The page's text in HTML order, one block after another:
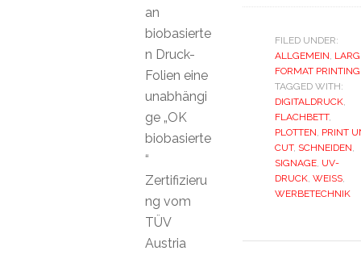
FILED UNDER:
ALLGEMEIN,
FORMAT PRINTING
TAGGED WITH:
DIGITALDRUCK,
FLACHBETT,
PLOTTEN, PRINT
CUT, SCHNEIDEN,
SIGNAGE, UV-
DRUCK, WEISS,
WERBETECHNIK
an
biobasierte
n Druck-
Folien eine
unabhängi
ge „OK
biobasierte
“
Zertifizieru
ng vom
TÜV
Austria